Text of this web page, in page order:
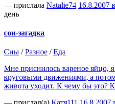
— прислала Natalie74 16.8.2007
день
сон-загадка
Сны /Разное /Еда
Мне приснилось вареное яйцо,
круговыми движениями, а потом
живота уходит. К чему бы это?